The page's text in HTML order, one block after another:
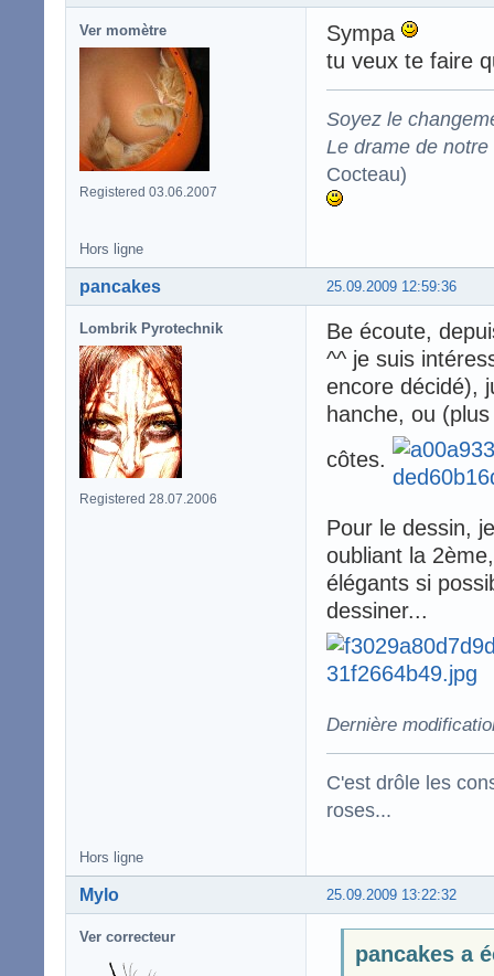
Ver momètre
Registered 03.06.2007
Sympa
tu veux te faire
Soyez le
Le drame de
Cocteau)
Hors ligne
25.09.2009 12:59:36
pancakes
Lombrik Pyrotechnik
Registered 28.07.2006
Be écoute,
^^ je suis
encore décidé),
hanche, ou
côtes.
Pour le dessin,
oubliant la
élégants si
dessiner...
Dernière
C'est drôle les
roses...
Hors ligne
25.09.2009 13:22:32
Mylo
Ver correcteur
pancakes a